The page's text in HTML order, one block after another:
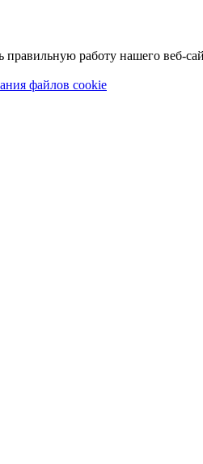
работу нашего веб-
файлов cookie